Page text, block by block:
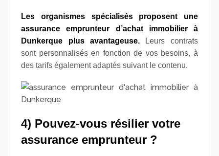
Les organismes spécialisés proposent une
assurance emprunteur d’achat immobilier à
Dunkerque plus avantageuse. Leurs contrats
sont personnalisés en fonction de vos besoins, à
des tarifs également adaptés suivant le contenu.
4) Pouvez-vous résilier votre
assurance emprunteur ?